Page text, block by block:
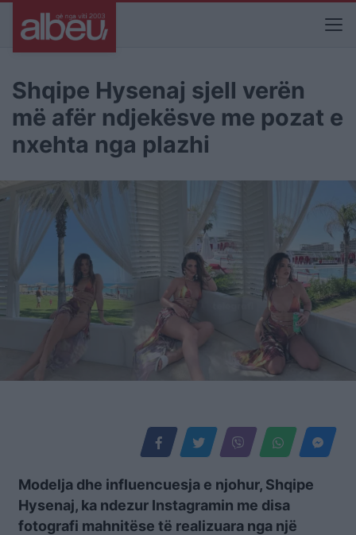
Shqipe Hysenaj sjell verën
më afër ndjekësve me pozat e
nxehta nga plazhi
Modelja dhe influencuesja e njohur, Shqipe
Hysenaj, ka ndezur Instagramin me disa
fotografi mahnitëse të realizuara nga një